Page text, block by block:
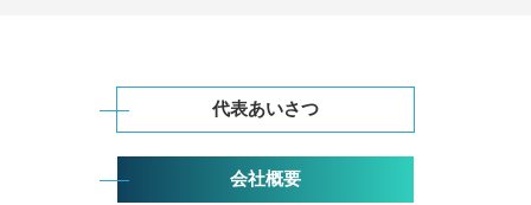
代表あいさつ
会社概要